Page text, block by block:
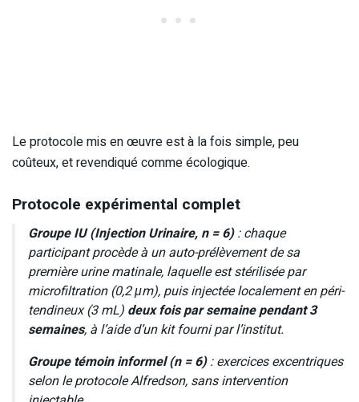
Le protocole mis en œuvre est à la fois simple, peu
coûteux, et revendiqué comme écologique.
Protocole expérimental complet
Groupe IU (Injection Urinaire, n = 6): chaque
participant procède à un auto-prélèvement de sa
première urine matinale, laquelle est stérilisée par
microfiltration (0,2 μm), puis injectée localement en péri-
tendineux (3 mL) deux fois par semaine pendant 3
semaines, à l’aide d’un kit fourni par l’institut.
Groupe témoin informel (n = 6): exercices excentriques
selon le protocole Alfredson, sans intervention